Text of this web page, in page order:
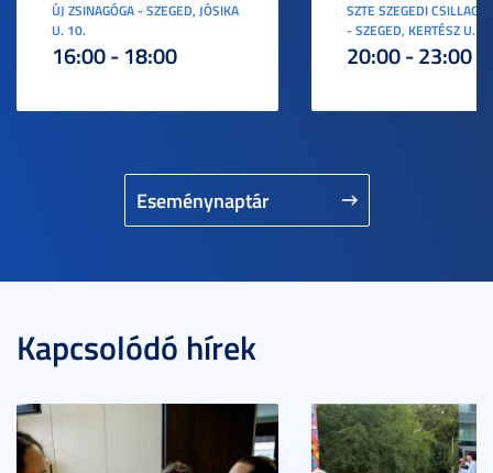
Eseménynaptár
ÚJ ZSINAGÓGA - SZEGED, JÓSIKA
U. 10.
16:00 - 18:00
SZTE SZEGEDI
- SZEGED, KERTÉSZ U. 3.
20:00 - 23:00
Kapcsolódó hírek